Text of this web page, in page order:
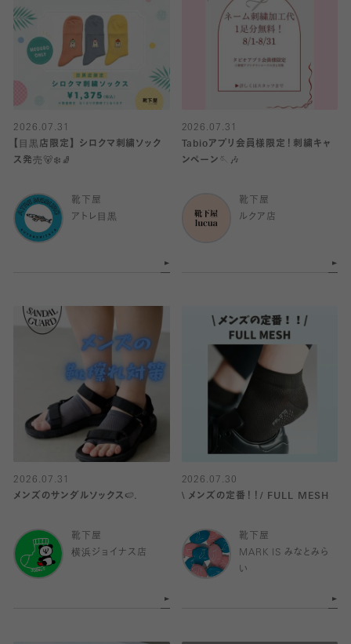
2026.07.31
【目黒店限定】 シロクマ刺繍ソック
ス発売🐻‍❄️🧦
靴下屋
アトレ目黒
2026.07.31
Tabioアプリ会員様限定！刺繍キャ
ンペーン🪡🎶
靴下屋
ルクア店
2026.07.31
メンズのサンダルソックス🍉.
靴下屋
横浜ジョイナス店
2026.07.30
\ メンズの定番！！/ FULL MESH
靴下屋
MARK IS みなとみら
い